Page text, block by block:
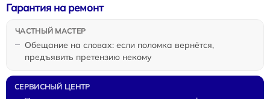
Обещание на словах: если поломка вернётся,
предъявить претензию некому
Гарантия на ремонт